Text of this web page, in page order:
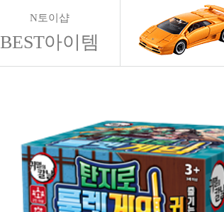
N토이샵
BEST아이템